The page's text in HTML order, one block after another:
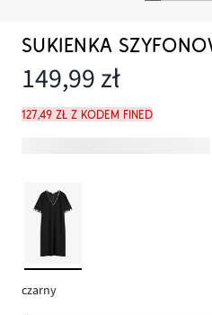
SUKIENKA
149,99 zł
127,49 zł z kodem FINED
czarny